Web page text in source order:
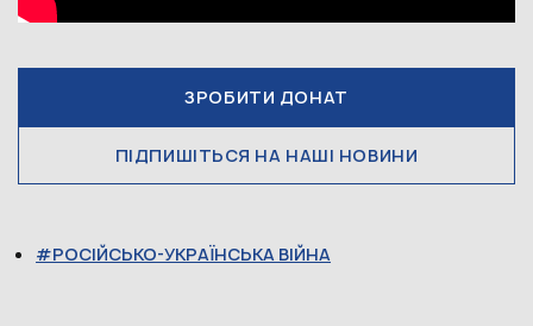
ЗРОБИТИ ДОНАТ
ПІДПИШІТЬСЯ НА НАШІ НОВИНИ
РОСІЙСЬКО-УКРАЇНСЬКА ВІЙНА